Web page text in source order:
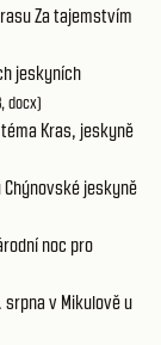
Za tajemstvím
jeskyních
docx)
Kras, jeskyně
Chýnovské jeskyně
noc pro
srpna v Mikulově u